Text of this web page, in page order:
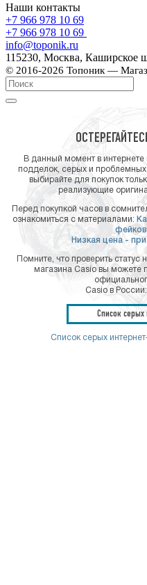
Наши контакты
+7 966 978 10 69
+7 966 978 10 69
info@toponik.ru
115230, Москва, Каширское
© 2016-2026 Топоник —
В данный момент в
подделок, серых и
выбирайте для покупок
реализующие
Перед покупкой часов в
ознакомиться с материалами:
Низкая цена -
Помните, что проверить
магазина Casio вы можете
Casio в России:
Список серых
Список серых